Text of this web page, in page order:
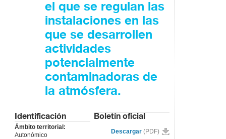
el que se regulan las
instalaciones en las
que se desarrollen
actividades
potencialmente
contaminadoras de
la atmósfera.
Identificación
Ámbito territorial:
Autonómico
Boletín oficial
Descargar (PDF)